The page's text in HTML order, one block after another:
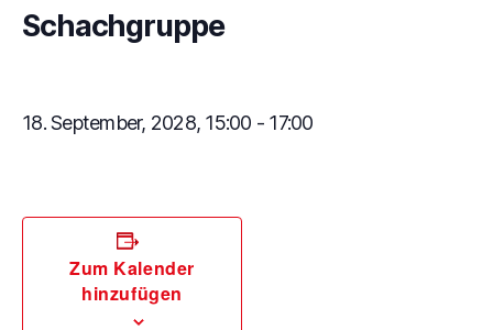
Schachgruppe
18. September, 2028, 15:00 - 17:00
Zum Kalender
hinzufügen